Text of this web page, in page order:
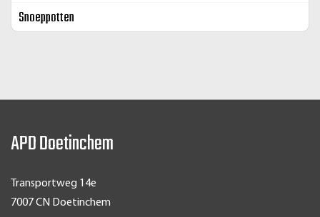
Snoeppotten
APD Doetinchem
Transportweg 14e
7007 CN Doetinchem